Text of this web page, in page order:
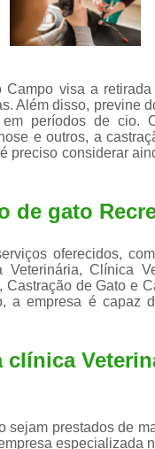
visa a
Além disso, previne
períodos de cio.
e outros, a
preciso considerar
de gato
oferecidos,
Clínica
de Gato e
a empresa é capaz
sejam prestados de
especializada